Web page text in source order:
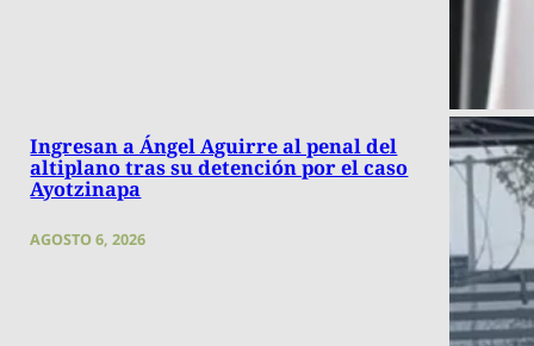
Ingresan a Ángel Aguirre al penal del
altiplano tras su detención por el caso
Ayotzinapa
AGOSTO 6, 2026